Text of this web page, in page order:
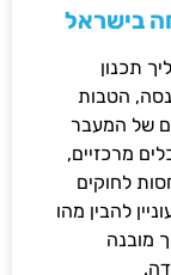
בישראל
תכנון
הטבות
של המעבר
מרכזיים,
לחוקים
להבין מהו
מובנה